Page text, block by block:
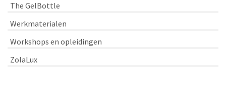
The GelBottle
Werkmaterialen
Workshops en opleidingen
ZolaLux